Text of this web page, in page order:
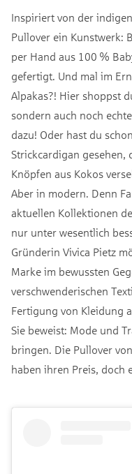
Inspiriert von der
Pullover ein Kunstwerk:
per Hand aus 100 %
gefertigt. Und mal im
Alpakas?! Hier shoppst
sondern auch noch
dazu! Oder hast du
Strickcardigan
Knöpfen aus Kokos
Aber in modern. Denn
aktuellen Kollektionen
nur unter wesentlich
Gründerin Vivica Pietz
Marke im bewussten
verschwenderischen
Fertigung von Kleidung
Sie beweist: Mode und
bringen. Die Pullover
haben ihren Preis, doch